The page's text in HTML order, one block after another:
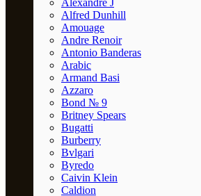
Alexandre J
Alfred Dunhill
Amouage
Andre Renoir
Antonio Banderas
Arabic
Armand Basi
Azzaro
Bond № 9
Britney Spears
Bugatti
Burberry
Bvlgari
Byredo
Caivin Klein
Caldion